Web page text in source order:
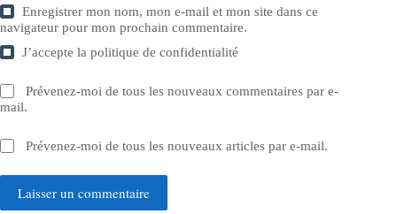
Enregistrer mon nom, mon e-mail et mon site dans ce
navigateur pour mon prochain commentaire.
J’accepte lapolitique de confidentialité
Prévenez-moi de tous les nouveaux commentaires par e-
mail.
Prévenez-moi de tous les nouveaux articles par e-mail.
Laisser un commentaire